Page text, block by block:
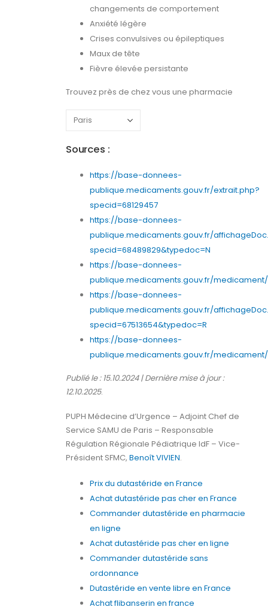
changements de comportement
Anxiété légère
Crises convulsives ou épileptiques
Maux de tête
Fièvre élevée persistante
Trouvez près de chez vous une pharmacie
Sources :
https://base-donnees-
publique.medicaments.gouv.fr/extrait.php?
specid=68129457
https://base-donnees-
publique.medicaments.gouv.fr/
specid=68489829&typedoc=N
https://base-donnees-
publique.medicaments.gouv.fr/medicament/
https://base-donnees-
publique.medicaments.gouv.fr/
specid=67513654&typedoc=R
https://base-donnees-
publique.medicaments.gouv.fr/medicament/
Publié le : 15.10.2024 | Dernière mise à jour :
12.10.2025.
PUPH Médecine d’Urgence – Adjoint Chef de
Service SAMU de Paris – Responsable
Régulation Régionale Pédiatrique IdF – Vice-
Président SFMC, Benoît VIVIEN.
Prix du dutastéride en France
Achat dutastéride pas cher en France
Commander dutastéride en pharmacie
en ligne
Achat dutastéride pas cher en ligne
Commander dutastéride sans
ordonnance
Dutastéride en vente libre en France
Achat flibanserin en france